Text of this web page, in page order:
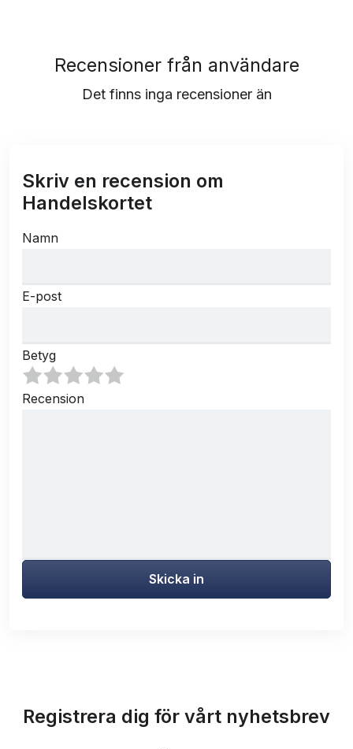
Recensioner från användare
Det finns inga recensioner än
Skriv en recension om
Handelskortet
Namn
E-post
Betyg
Recension
Skicka in
Registrera dig för vårt nyhetsbrev